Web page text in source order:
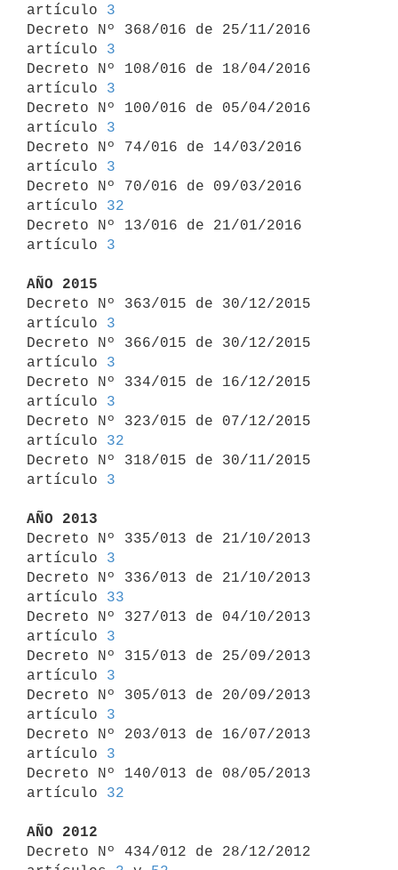
artículo 3
Decreto Nº 368/016 de 25/11/2016
artículo 3
Decreto Nº 108/016 de 18/04/2016
artículo 3
Decreto Nº 100/016 de 05/04/2016
artículo 3
Decreto Nº 74/016 de 14/03/2016
artículo 3
Decreto Nº 70/016 de 09/03/2016
artículo 32
Decreto Nº 13/016 de 21/01/2016
artículo 3
AÑO 2015
Decreto Nº 363/015 de 30/12/2015
artículo 3
Decreto Nº 366/015 de 30/12/2015
artículo 3
Decreto Nº 334/015 de 16/12/2015
artículo 3
Decreto Nº 323/015 de 07/12/2015
artículo 32
Decreto Nº 318/015 de 30/11/2015
artículo 3
AÑO 2013
Decreto Nº 335/013 de 21/10/2013
artículo 3
Decreto Nº 336/013 de 21/10/2013
artículo 33
Decreto Nº 327/013 de 04/10/2013
artículo 3
Decreto Nº 315/013 de 25/09/2013
artículo 3
Decreto Nº 305/013 de 20/09/2013
artículo 3
Decreto Nº 203/013 de 16/07/2013
artículo 3
Decreto Nº 140/013 de 08/05/2013
artículo 32
AÑO 2012
Decreto Nº 434/012 de 28/12/2012